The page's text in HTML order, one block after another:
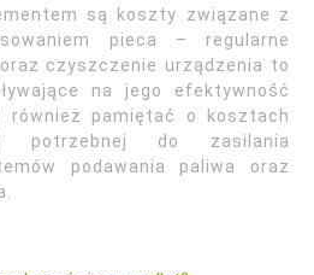
są koszty związane z
pieca – regularne
czyszczenie urządzenia to
na jego efektywność
również pamiętać o kosztach
potrzebnej do zasilania
podawania paliwa oraz